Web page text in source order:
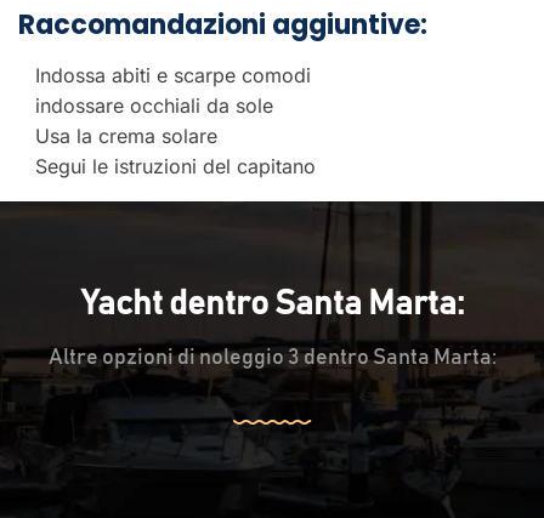
Raccomandazioni aggiuntive:
Indossa abiti e scarpe comodi
indossare occhiali da sole
Usa la crema solare
Segui le istruzioni del capitano
Yacht dentro Santa Marta:
Altre opzioni di noleggio 3 dentro Santa Marta: